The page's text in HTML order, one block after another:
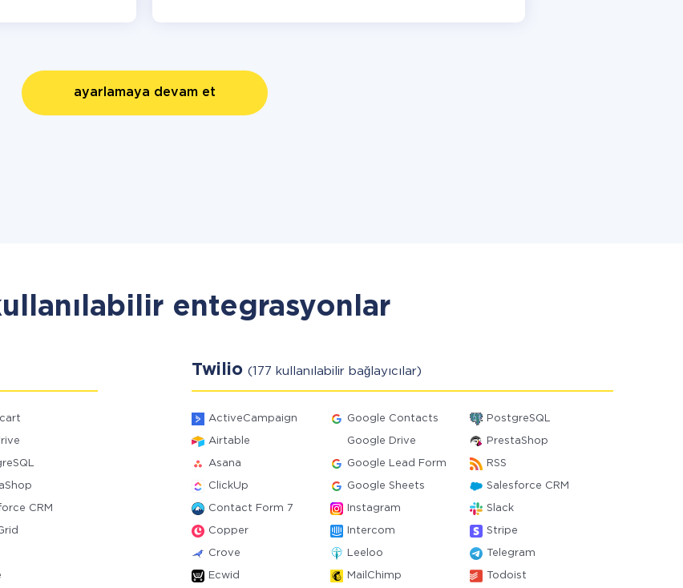
ayarlamaya devam et
entegrasyonlar
CRM
Twilio (177 kullanılabilir bağlayıcılar)
ActiveCampaign Google Contacts PostgreSQL
Airtable Google Drive PrestaShop
Asana Google Lead Form RSS
ClickUp Google Sheets Salesforce CRM
Contact Form 7 Instagram Slack
Copper Intercom Stripe
Crove Leeloo Telegram
Ecwid MailChimp Todoist